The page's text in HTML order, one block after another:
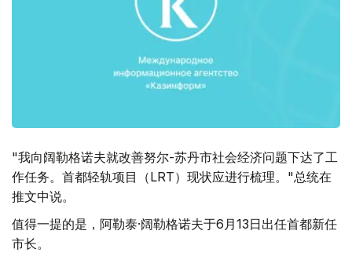
"我向阔勒格诺夫就改善努尔-苏丹市社会经济问题下达了工
作任务。首都轻轨项目（LRT）现状应进行梳理。"总统在
推文中说。
值得一提的是，阿勒泰·阔勒格诺夫于6月13日出任首都新任
市长。